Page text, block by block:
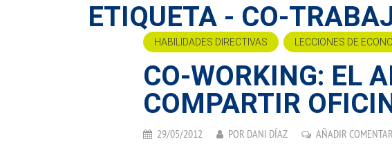
ETIQUETA - CO-
HABILIDADES DIRECTIVAS LECCIONES DE
CO-WORKING: EL
COMPARTIR
29/05/2012 POR DANI DÍAZ AÑADIR